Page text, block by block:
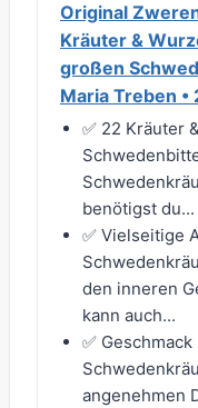
Original
Kräuter &
großen
Maria Treben •
✅ 22 Kräuter
benötigst du...
✅ Vielseitige
den inneren
kann auch...
✅
angenehmen